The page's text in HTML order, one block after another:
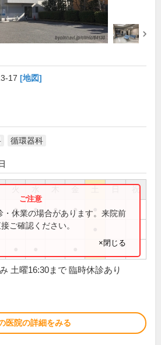
17 [地図]
循環器科
祝
● ● ● ●
・休業の場合があります。来院前
ご確認ください。
×閉じる
土曜16:30まで 臨時休診あり
医院の詳細をみる